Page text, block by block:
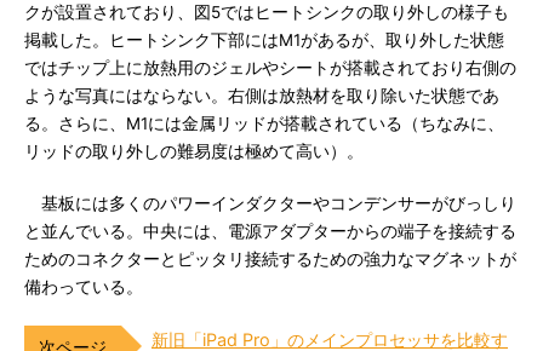
クが設置されており、図5ではヒートシンクの取り外しの様子も
掲載した。ヒートシンク下部にはM1があるが、取り外した状態
ではチップ上に放熱用のジェルやシートが搭載されており右側の
ような写真にはならない。右側は放熱材を取り除いた状態であ
る。さらに、M1には金属リッドが搭載されている（ちなみに、
リッドの取り外しの難易度は極めて高い）。
基板には多くのパワーインダクターやコンデンサーがびっしり
と並んでいる。中央には、電源アダプターからの端子を接続する
ためのコネクターとピッタリ接続するための強力なマグネットが
備わっている。
新旧「iPad Pro」のメインプロセッサを比較す